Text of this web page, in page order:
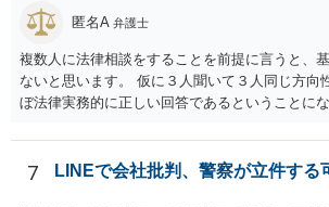
匿名A 弁護士
複数人に法律相談をすることを前提に言うと、
ないと思います。 仮に３人聞いて３人同じ方向
ぼ法律実務的に正しい回答であるということに
２になった場合は、どちらも法律実務的にあり
り、３人の弁護士の中で、一番相性の良いいざ
みたい弁護士を決め、その弁護士の発言を信じ
7 LINEで会社批判、警察が立件する